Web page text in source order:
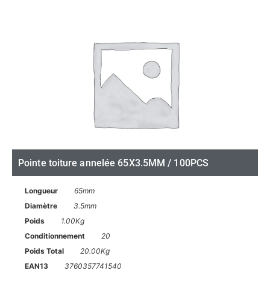
Pointe toiture annelée 65X3.5MM / 100PCS
Longueur
65mm
Diamètre
3.5mm
Poids
1.00Kg
Conditionnement
20
Poids Total
20.00Kg
EAN13
3760357741540